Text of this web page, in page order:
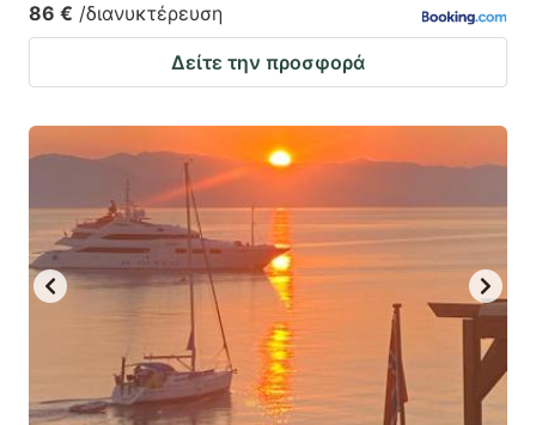
86 € /διανυκτέρευση
Δείτε την προσφορά